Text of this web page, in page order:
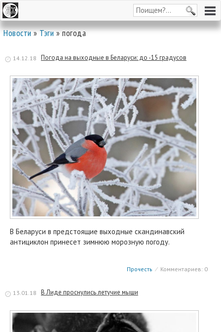
Новости»Тэги» погода
14.12.18 Погода на выходные в Беларуси: до -15 градусов
В Беларуси в предстоящие выходные скандинавский
антициклон принесет зимнюю морозную погоду.
Прочесть ⁄ Комментариев: 0
13.01.18 В Лиде проснулись летучие мыши